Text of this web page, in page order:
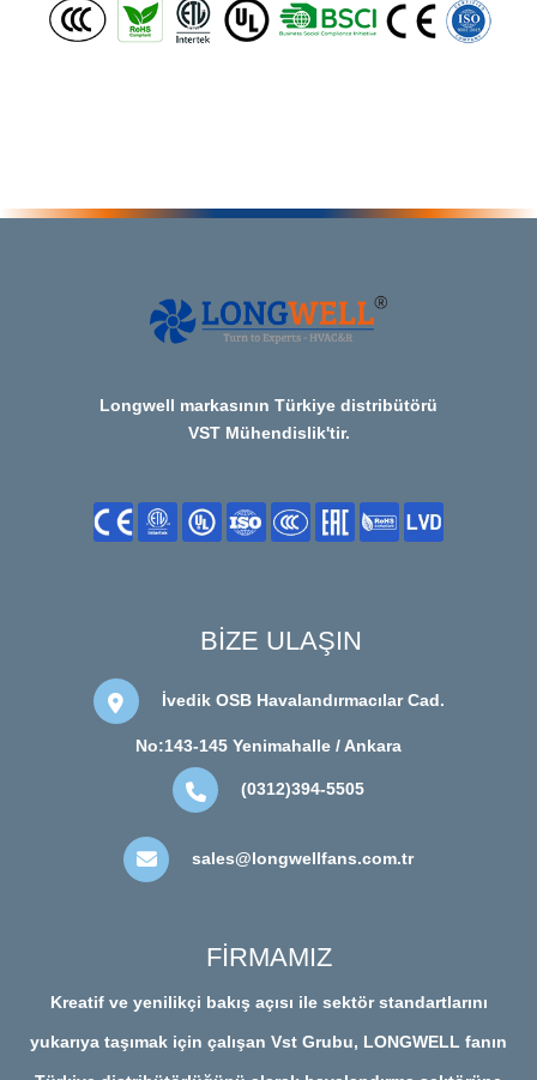
Longwell markasının Türkiye distribütörü
VST Mühendislik'tir.
BİZE ULAŞIN
İvedik OSB Havalandırmacılar Cad.
No:143-145 Yenimahalle / Ankara
(0312)394-5505
sales@longwellfans.com.tr
FİRMAMIZ
Kreatif ve yenilikçi bakış açısı ile sektör standartlarını
yukarıya taşımak için çalışan Vst Grubu, LONGWELL fanın